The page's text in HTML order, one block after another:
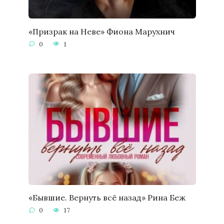
«Призрак на Неве» Фиона Марухнич
0 1
«Бывшие. Вернуть всё назад» Рина Беж
0 17